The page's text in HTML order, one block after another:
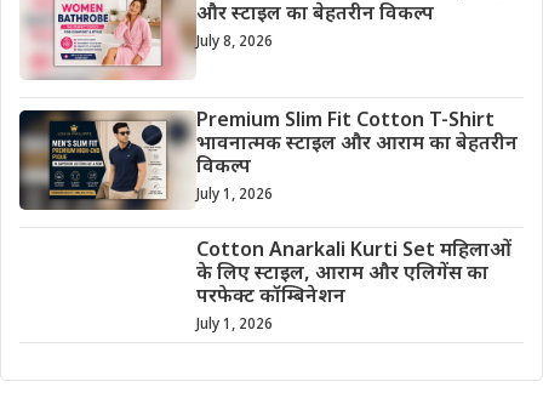
और स्टाइल का बेहतरीन विकल्प
July 8, 2026
Premium Slim Fit Cotton T-Shirt
भावनात्मक स्टाइल और आराम का बेहतरीन
विकल्प
July 1, 2026
Cotton Anarkali Kurti Set महिलाओं
के लिए स्टाइल, आराम और एलिगेंस का
परफेक्ट कॉम्बिनेशन
July 1, 2026